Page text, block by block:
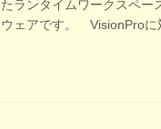
たランタイムワークスペー
ウェアです。 VisionProに